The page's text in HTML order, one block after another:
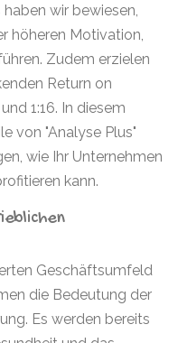
wir bewiesen,
höheren Motivation,
Zudem erzielen
Return on
1:16. In diesem
von "Analyse Plus"
wie Ihr Unternehmen
kann.
Geschäftsumfeld
die Bedeutung der
Es werden bereits